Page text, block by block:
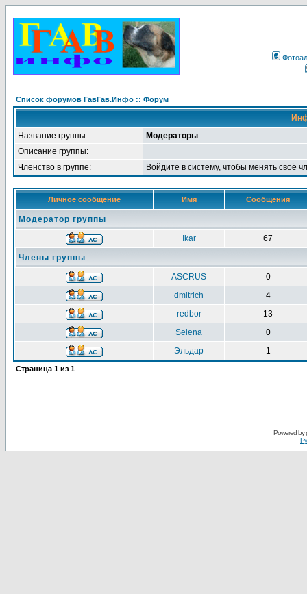
Список форумов ГавГав.Инфо :: Форум
Название группы:
Модераторы
Описание группы:
Членство в группе:
Войдите в систему, чтобы менять своё
Личное сообщение Имя Сообщения
Модератор группы
Ikar
67
Члены группы
ASCRUS
0
dmitrich
4
redbor
13
Selena
0
Эльдар
1
Страница 1 из 1
Powered by